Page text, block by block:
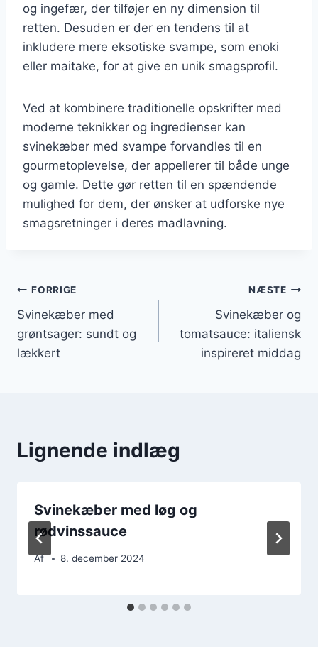
og ingefær, der tilføjer en ny dimension til
retten. Desuden er der en tendens til at
inkludere mere eksotiske svampe, som enoki
eller maitake, for at give en unik smagsprofil.
Ved at kombinere traditionelle opskrifter med
moderne teknikker og ingredienser kan
svinekæber med svampe forvandles til en
gourmetoplevelse, der appellerer til både unge
og gamle. Dette gør retten til en spændende
mulighed for dem, der ønsker at udforske nye
smagsretninger i deres madlavning.
Indlægsnavigation
FORRIGE
Svinekæber med
grøntsager: sundt og
lækkert
NÆSTE
Svinekæber og
tomatsauce: italiensk
inspireret middag
Lignende indlæg
Svinekæber med løg og
rødvinssauce
Af 8. december 2024